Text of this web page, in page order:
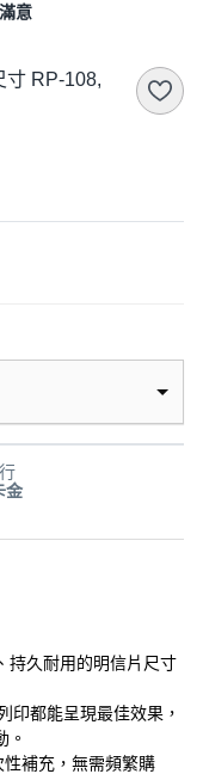
意
寸 RP-108,
金
持久耐用的明信片尺寸
印都能呈現最佳效果，
。
補充，無需頻繁購